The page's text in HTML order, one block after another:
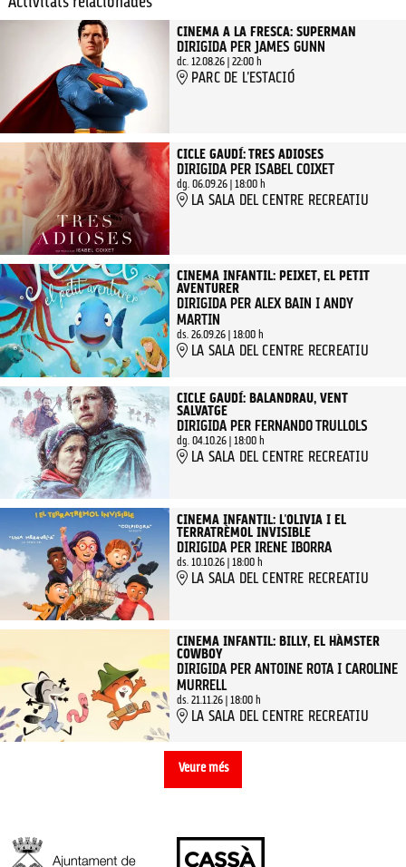
CINEMA A LA FRESCA: SUPERMAN
DIRIGIDA PER JAMES GUNN
dc. 12.08.26| 22:00 h
PARC DE L'ESTACIÓ
CICLE GAUDÍ: TRES ADIOSES
DIRIGIDA PER ISABEL COIXET
dg. 06.09.26| 18:00 h
LA SALA DEL CENTRE RECREATIU
CINEMA INFANTIL: PEIXET, EL PETIT
AVENTURER
DIRIGIDA PER ALEX BAIN I ANDY
MARTIN
ds. 26.09.26| 18:00 h
LA SALA DEL CENTRE RECREATIU
CICLE GAUDÍ: BALANDRAU, VENT
SALVATGE
DIRIGIDA PER FERNANDO TRULLOLS
dg. 04.10.26| 18:00 h
LA SALA DEL CENTRE RECREATIU
CINEMA INFANTIL: L'OLIVIA I EL
TERRATRÈMOL INVISIBLE
DIRIGIDA PER IRENE IBORRA
ds. 10.10.26| 18:00 h
LA SALA DEL CENTRE RECREATIU
CINEMA INFANTIL: BILLY, EL HÀMSTER
COWBOY
DIRIGIDA PER ANTOINE ROTA I CAROLINE
MURRELL
ds. 21.11.26| 18:00 h
LA SALA DEL CENTRE RECREATIU
Veure més